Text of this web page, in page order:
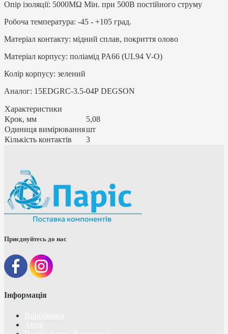
Опір ізоляції: 5000MΩ Мін. при 500В постійного струму
Робоча температура: -45 - +105 град.
Матеріал контакту: мідний сплав, покриття олово
Матеріал корпусу: поліамід PA66 (UL94 V-O)
Колір корпусу: зелений
Аналог: 15EDGRC-3.5-04P DEGSON
Характеристики
Крок, мм
5,08
Одиниця вимірюванняшт
Кількість контактів
3
Приєднуйтесь до нас
Інформація